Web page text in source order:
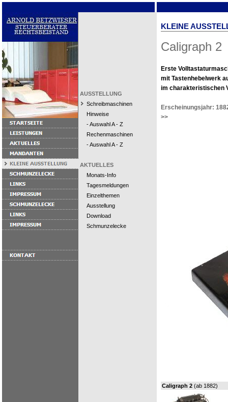
AUSSTELLUNG
Schreibmaschinen
Hinweise
- Auswahl A - Z
Rechenmaschinen
- Auswahl A - Z
AKTUELLES
Monats-Info
Tagesmeldungen
Einzelthemen
Ausstellung
Download
Schmunzelecke
KLEINE
Caligraph 2
Erste
mit Tastenhebelwerk
im charakteristischen
Erscheinungsjahr:
>>
Caligraph 2 (ab 1882)